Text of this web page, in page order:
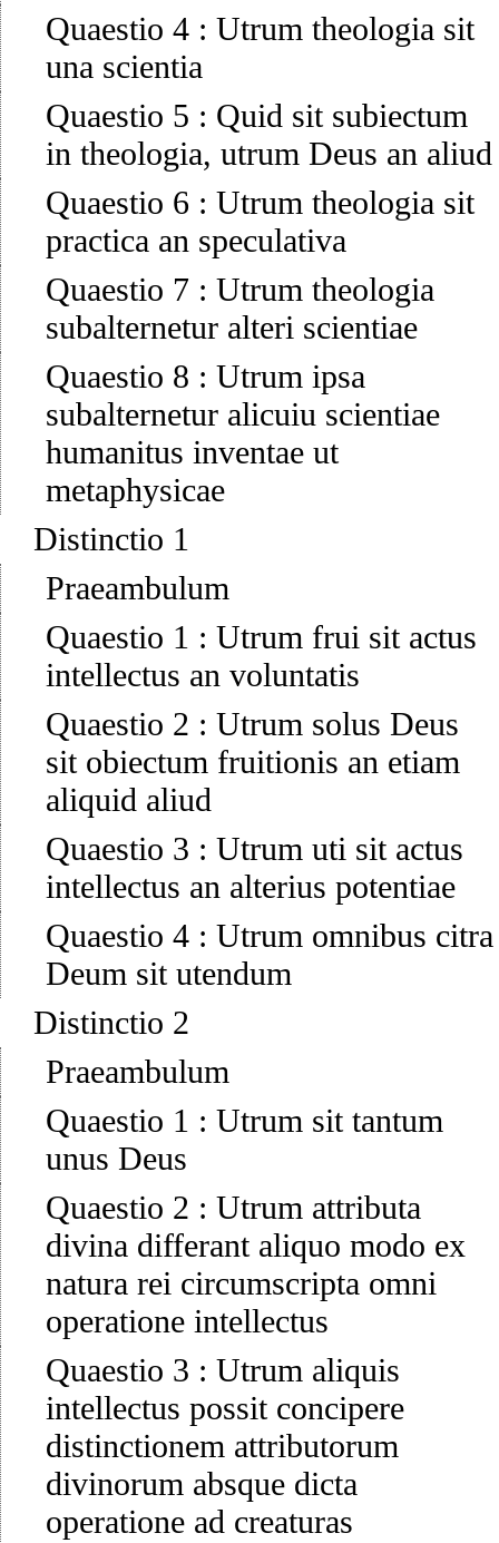
Quaestio 4 : Utrum theologia sit
una scientia
Quaestio 5 : Quid sit subiectum
in theologia, utrum Deus an aliud
Quaestio 6 : Utrum theologia sit
practica an speculativa
Quaestio 7 : Utrum theologia
subalternetur alteri scientiae
Quaestio 8 : Utrum ipsa
subalternetur alicuiu scientiae
humanitus inventae ut
metaphysicae
Distinctio 1
Praeambulum
Quaestio 1 : Utrum frui sit actus
intellectus an voluntatis
Quaestio 2 : Utrum solus Deus
sit obiectum fruitionis an etiam
aliquid aliud
Quaestio 3 : Utrum uti sit actus
intellectus an alterius potentiae
Quaestio 4 : Utrum omnibus citra
Deum sit utendum
Distinctio 2
Praeambulum
Quaestio 1 : Utrum sit tantum
unus Deus
Quaestio 2 : Utrum attributa
divina differant aliquo modo ex
natura rei circumscripta omni
operatione intellectus
Quaestio 3 : Utrum aliquis
intellectus possit concipere
distinctionem attributorum
divinorum absque dicta
operatione ad creaturas